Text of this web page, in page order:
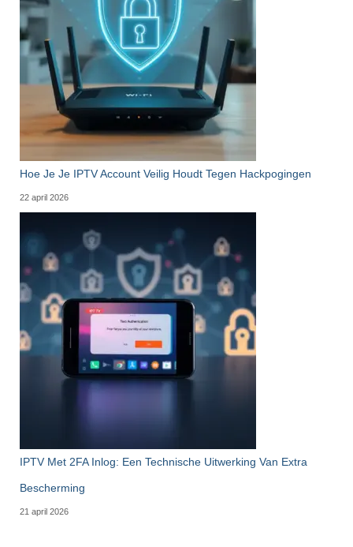
Hoe Je Je IPTV Account Veilig Houdt Tegen Hackpogingen
22 april 2026
IPTV Met 2FA Inlog: Een Technische Uitwerking Van Extra
Bescherming
21 april 2026